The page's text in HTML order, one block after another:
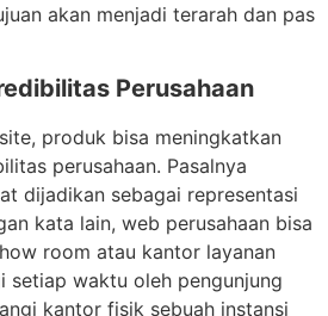
akan menjadi terarah dan pas
Perusahaan
produk bisa meningkatkan
perusahaan. Pasalnya
dijadikan sebagai representasi
kata lain, web perusahaan bisa
room atau kantor layanan
setiap waktu oleh pengunjung
kantor fisik sebuah instansi